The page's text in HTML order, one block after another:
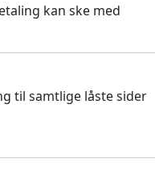
kan ske med
til samtlige låste sider